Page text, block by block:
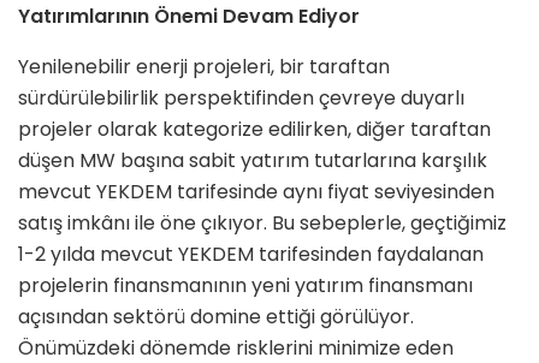
Yatırımlarının Önemi Devam Ediyor
Yenilenebilir enerji projeleri, bir taraftan
sürdürülebilirlik perspektifinden çevreye duyarlı
projeler olarak kategorize edilirken, diğer taraftan
düşen MW başına sabit yatırım tutarlarına karşılık
mevcut YEKDEM tarifesinde aynı fiyat seviyesinden
satış imkânı ile öne çıkıyor. Bu sebeplerle, geçtiğimiz
1-2 yılda mevcut YEKDEM tarifesinden faydalanan
projelerin finansmanının yeni yatırım finansmanı
açısından sektörü domine ettiği görülüyor.
Önümüzdeki dönemde risklerini minimize eden